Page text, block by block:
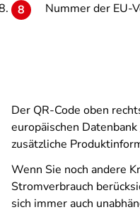
Nummer der EU-
Der QR-Code oben
europäischen Datenbank
zusätzliche
Wenn Sie noch andere
Stromverbrauch
sich immer auch